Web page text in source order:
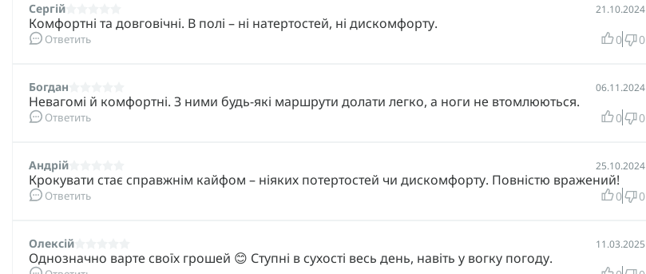
Сергій 21.10.2024
Комфортні та довговічні. В полі – ні натертостей, ні дискомфорту.
Ответить 0 0
Богдан 06.11.2024
Невагомі й комфортні. З ними будь-які маршрути долати легко, а ноги не втомлюються.
Ответить 0 0
Андрій 25.10.2024
Крокувати стає справжнім кайфом – ніяких потертостей чи дискомфорту. Повністю вражений!
Ответить 0 0
Олексій 11.03.2025
Однозначно варте своїх грошей 😊 Ступні в сухості весь день, навіть у вогку погоду.